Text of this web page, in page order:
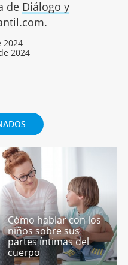
de Diálogo y
2024
2024
Cómo hablar con los
niños sobre sus
partes íntimas del
cuerpo